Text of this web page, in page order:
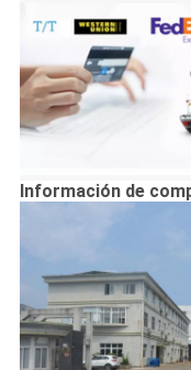
Información de